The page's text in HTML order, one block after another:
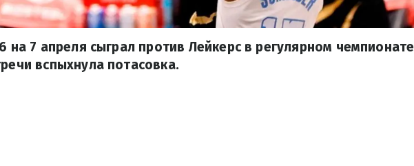
на 7 апреля сыграл против Лейкерс в регулярном чемпионате
вспыхнула потасовка.